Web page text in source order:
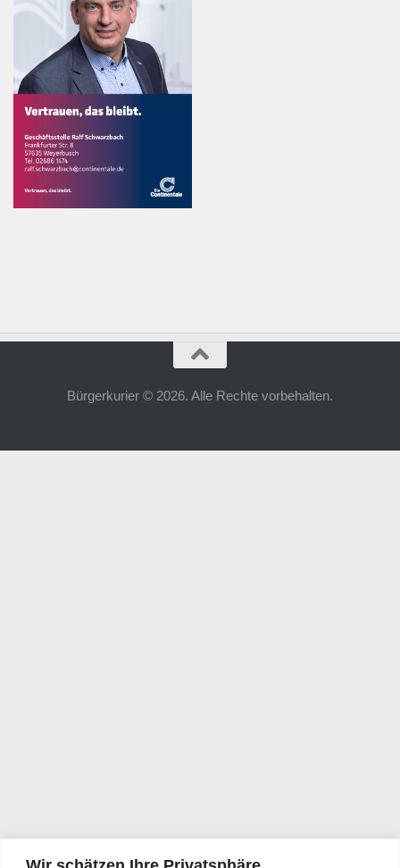
Bürgerkurier © 2026. Alle Rechte vorbehalten.